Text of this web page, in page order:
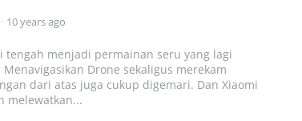
10 years ago
tengah menjadi permainan seru yang lagi
Drone sekaligus merekam
dari atas juga cukup digemari. Dan Xiaomi
melewatkan...